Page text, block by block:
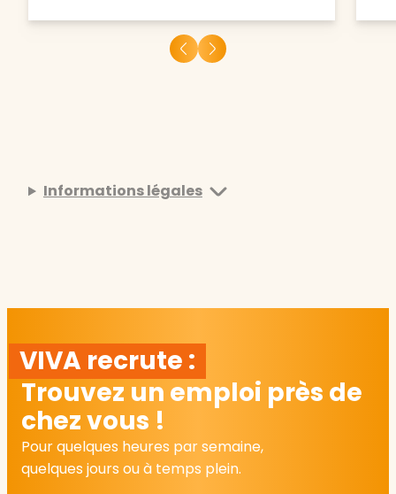
Informations légales
VIVA recrute :
Trouvez un emploi près de
chez vous !
Pour quelques heures par semaine,
quelques jours ou à temps plein.